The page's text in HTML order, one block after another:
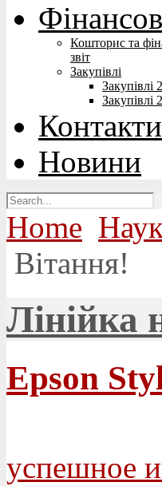
Кошторис та
звіт
Закупівлі
Закупівлі
Закупівлі
Контакти
Новини
Home
Вітання!
Лінійка
Epson
успешное